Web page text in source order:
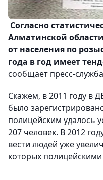
Согласно
Алматинской
от населения по
года в год имеет
сообщает пресс-
Скажем, в 2011 году в
было
полицейским удалось
207 человек. В 2012
вести людей уже
которых